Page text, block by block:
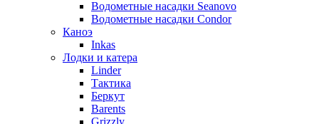
Водометные насадки Seanovo
Водометные насадки Condor
Каноэ
Inkas
Лодки и катера
Linder
Тактика
Беркут
Barents
Grizzly